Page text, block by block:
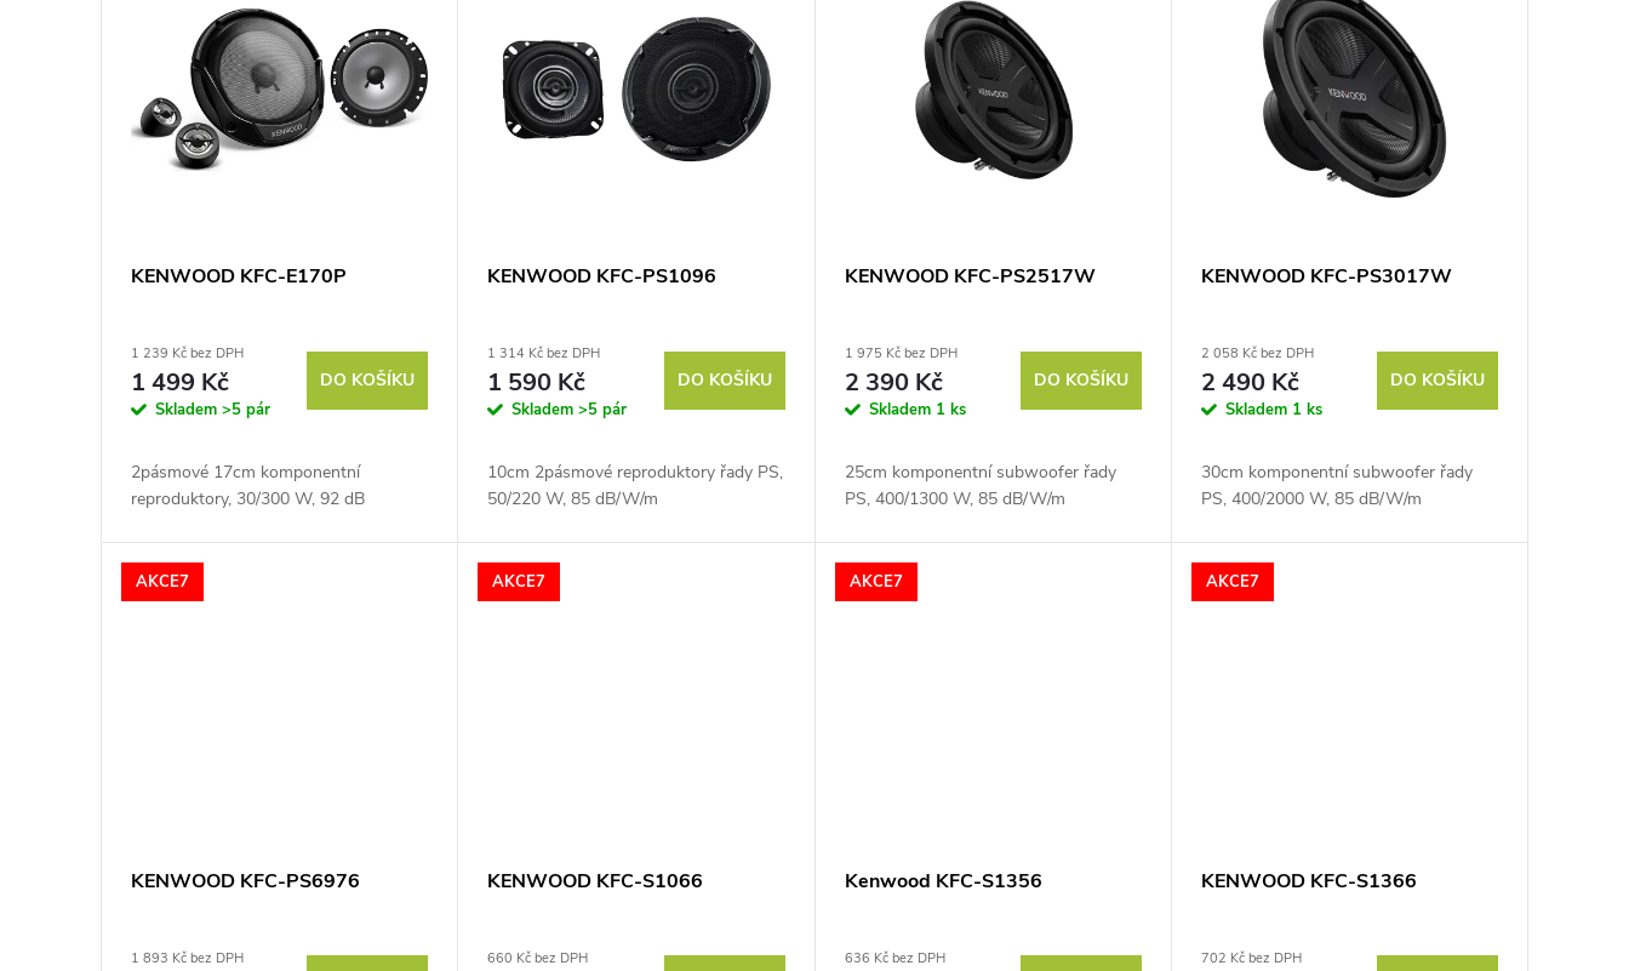
k
KENWOOD KFC-E170P
1 239 Kč bez DPH
1 499 Kč
Skladem >5 pár
DO KOŠÍKU
2pásmové 17cm komponentní
reproduktory, 30/300 W, 92 dB
KENWOOD KFC-PS1096
1 314 Kč bez DPH
1 590 Kč
Skladem>5 pár
DO KOŠÍKU
10cm 2pásmové reproduktory řady PS,
50/220 W, 85 dB/W/m
KENWOOD KFC-PS2517W
1 975 Kč bez DPH
2 390 Kč
Skladem 1 ks
DO KOŠÍKU
25cm komponentní subwoofer řady
PS, 400/1300 W, 85 dB/W/m
KENWOOD KFC-PS3017W
2 058 Kč bez DPH
2 490 Kč
Skladem 1 ks
DO KOŠÍKU
30cm komponentní subwoofer řady
PS, 400/2000 W, 85 dB/W/m
AKCE7
KENWOOD KFC-PS6976
1 893 Kč bez DPH
AKCE7
KENWOOD KFC-S1066
660 Kč bez DPH
AKCE7
Kenwood KFC-S1356
636 Kč bez DPH
AKCE7
KENWOOD KFC-S1366
702 Kč bez DPH